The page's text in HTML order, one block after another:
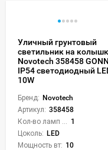
Уличный грунтовый
светильник на
Novotech 358458
IP54 светодиодный
10W
Бренд: Novotech
Артикул: 358458
1
Цоколь: LED
Мощность вт: 10